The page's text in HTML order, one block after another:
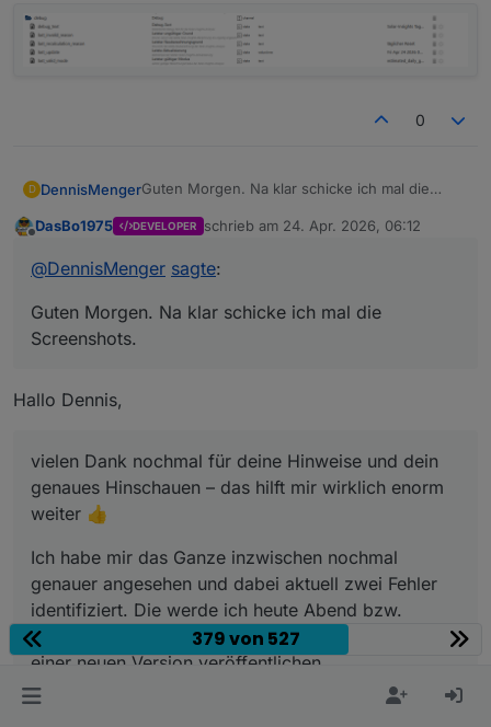
0
D DennisMengerGuten Morgen. Na klar schicke ich mal die
Results
Calculation
Debug
DasBo1975 DEVELOPER schrieb am 24. Apr. 2026, 06:12
zuletzt editiert von
@DennisMenger sagte:
Guten Morgen. Na klar schicke ich mal die
Screenshots.
Hallo Dennis,
vielen Dank nochmal für deine Hinweise und dein
genaues Hinschauen – das hilft mir wirklich enorm
weiter 👍
Ich habe mir das Ganze inzwischen nochmal
genauer angesehen und dabei aktuell zwei Fehler
identifiziert. Die werde ich heute Abend bzw.
spätestens morgen sauber beheben und dann mit
einer neuen Version veröffentlichen.
Bis dahin bitte ich noch um ein wenig Geduld.
379 von 527